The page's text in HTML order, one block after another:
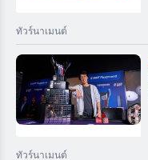
ทัวร์นาเมนต์
ทัวร์นาเมนต์